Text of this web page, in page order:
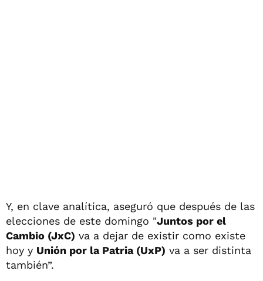
Y, en clave analítica, aseguró que después de las
elecciones de este domingo "Juntos por el
Cambio (JxC) va a dejar de existir como existe
hoy y Unión por la Patria (UxP) va a ser distinta
también”.